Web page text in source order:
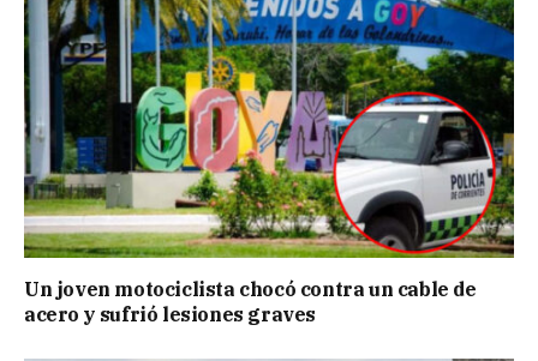
Un joven motociclista chocó contra un cable de
acero y sufrió lesiones graves